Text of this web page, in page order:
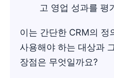
고 영업 성과를 평
이는 간단한 CRM의 정
사용해야 하는 대상과
장점은 무엇일까요?